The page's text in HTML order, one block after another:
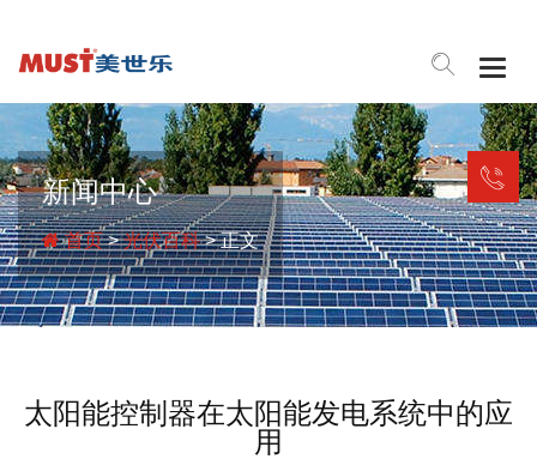
新闻中心
首页>光伏百科> 正文
太阳能控制器在太阳能发电系统中的应
用